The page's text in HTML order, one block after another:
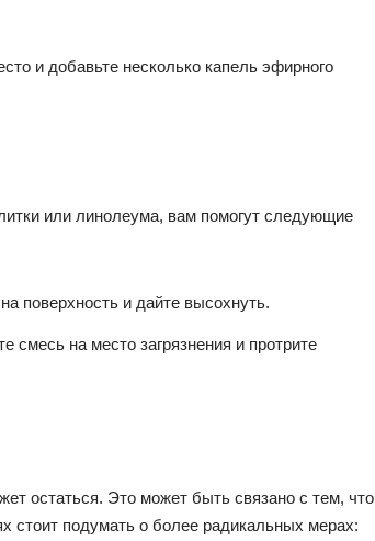
и добавьте несколько капель эфирного
или линолеума, вам помогут следующие
поверхность и дайте высохнуть.
смесь на место загрязнения и протрите
остаться. Это может быть связано с тем, что
стоит подумать о более радикальных мерах: